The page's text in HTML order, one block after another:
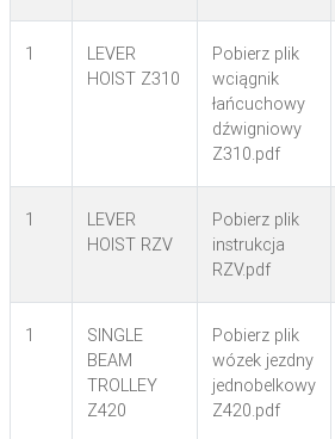
1
LEVER
HOIST Z310
Pobierz plik
wciągnik
łańcuchowy
dźwigniowy
Z310.pdf
1
LEVER
HOIST RZV
Pobierz plik
instrukcja
RZV.pdf
1
SINGLE
BEAM
TROLLEY
Z420
Pobierz plik
wózek jezdny
jednobelkowy
Z420.pdf